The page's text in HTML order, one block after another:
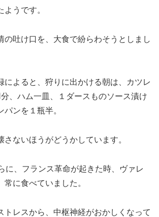
ようです。
の吐け口を、大食で紛らわそうとしまし
によると、狩りに出かける朝は、カツレ
、ハム一皿、１ダースものソース漬け
ンを１瓶半。
さないほうがどうかしています。
に、フランス革命が起きた時、ヴァレ
常に食べていました。
トレスから、中枢神経がおかしくなって